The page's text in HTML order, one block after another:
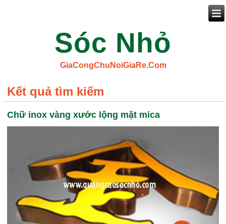
Sóc Nhỏ
GiaCongChuNoiGiaRe.Com
Kết quả tìm kiếm
Chữ inox vàng xước lộng mặt mica